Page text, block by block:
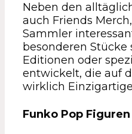
Neben den
auch Friends
Sammler
besonderen
Editionen oder
entwickelt, die auf
wirklich
Funko Pop Figuren